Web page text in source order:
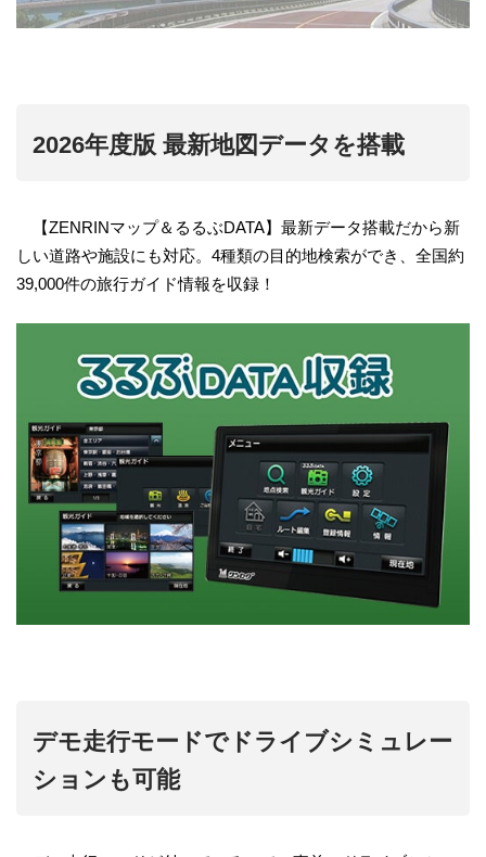
2026年度版 最新地図データを搭載
【ZENRINマップ＆るるぶDATA】最新データ搭載だから新
しい道路や施設にも対応。4種類の目的地検索ができ、全国約
39,000件の旅行ガイド情報を収録！
デモ走行モードでドライブシミュレー
ションも可能